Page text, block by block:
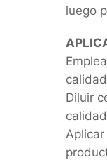
luego
Diluir